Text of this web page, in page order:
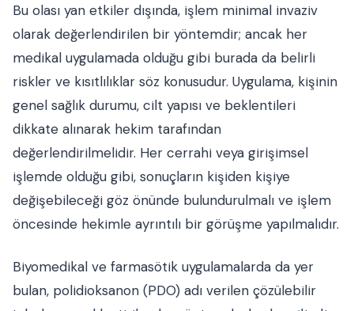
Bu olası yan etkiler dışında, işlem minimal invaziv
olarak değerlendirilen bir yöntemdir; ancak her
medikal uygulamada olduğu gibi burada da belirli
riskler ve kısıtlılıklar söz konusudur. Uygulama, kişinin
genel sağlık durumu, cilt yapısı ve beklentileri
dikkate alınarak hekim tarafından
değerlendirilmelidir. Her cerrahi veya girişimsel
işlemde olduğu gibi, sonuçların kişiden kişiye
değişebileceği göz önünde bulundurulmalı ve işlem
öncesinde hekimle ayrıntılı bir görüşme yapılmalıdır.
Biyomedikal ve farmasötik uygulamalarda da yer
bulan, polidioksanon (PDO) adı verilen çözülebilir